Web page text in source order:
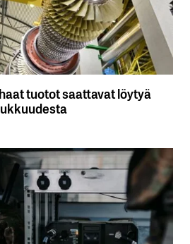
tuotot saattavat löytyä